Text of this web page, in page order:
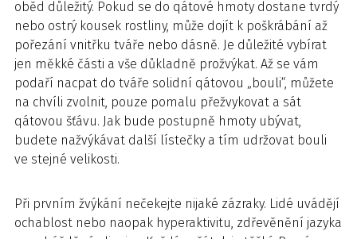
oběd důležitý. Pokud se do qátové hmoty dostane tvrdý
nebo ostrý kousek rostliny, může dojít k poškrábání až
pořezání vnitřku tváře nebo dásně. Je důležité vybírat
jen měkké části a vše důkladně prožvýkat. Až se vám
podaří nacpat do tváře solidní qátovou „bouli“, můžete
na chvíli zvolnit, pouze pomalu přežvykovat a sát
qátovou šťávu. Jak bude postupně hmoty ubývat,
budete nažvýkávat další lístečky a tím udržovat bouli
ve stejné velikosti.
Při prvním žvýkání nečekejte nijaké zázraky. Lidé uvádějí
ochablost nebo naopak hyperaktivitu, zdřevěnění jazyka